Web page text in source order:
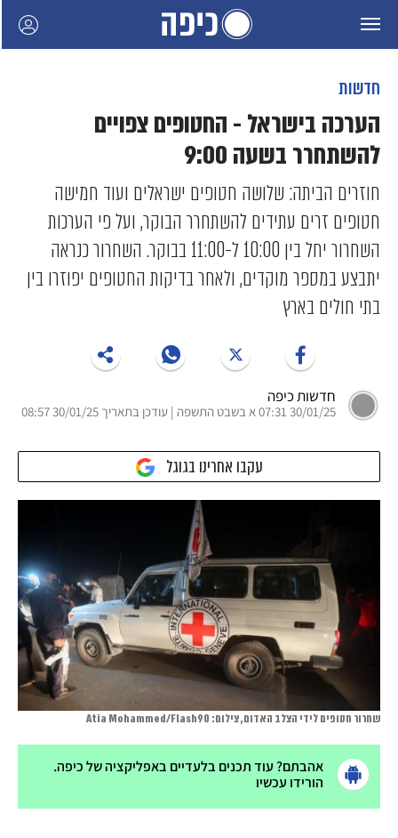
חדשות
הערכה בישראל - החטופים צפויים
להשתחרר בשעה 9:00
חוזרים הביתה: שלושה חטופים ישראלים ועוד חמישה
חטופים זרים עתידים להשתחרר הבוקר, ועל פי הערכות
השחרור יחל בין 10:00 ל-11:00 בבוקר. השחרור כנראה
יתבצע במספר מוקדים, ולאחר בדיקות החטופים יפוזרו בין
בתי חולים בארץ
חדשות כיפה
30/01/25 07:31 א בשבט התשפה | עודכן בתאריך 30/01/25 08:57
עקבו אחרינו בגוגל
שחרור חטופים לידי הצלב האדום, צילום: Atia Mohammed/Flash90
אהבתם? עוד תכנים בלעדיים באפליקציה של כיפה.
הורידו עכשיו